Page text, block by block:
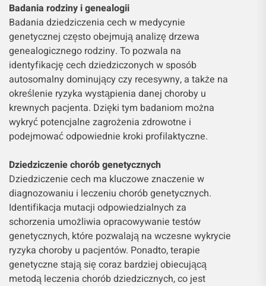
Badania rodziny i genealogii
Badania dziedziczenia cech w medycynie
genetycznej często obejmują analizę drzewa
genealogicznego rodziny. To pozwala na
identyfikację cech dziedziczonych w sposób
autosomalny dominujący czy recesywny, a także na
określenie ryzyka wystąpienia danej choroby u
krewnych pacjenta. Dzięki tym badaniom można
wykryć potencjalne zagrożenia zdrowotne i
podejmować odpowiednie kroki profilaktyczne.
Dziedziczenie chorób genetycznych
Dziedziczenie cech ma kluczowe znaczenie w
diagnozowaniu i leczeniu chorób genetycznych.
Identifikacja mutacji odpowiedzialnych za
schorzenia umożliwia opracowywanie testów
genetycznych, które pozwalają na wczesne wykrycie
ryzyka choroby u pacjentów. Ponadto, terapie
genetyczne stają się coraz bardziej obiecującą
metodą leczenia chorób dziedzicznych, co jest